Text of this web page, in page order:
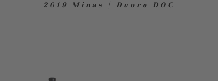
2019 Minas | Duoro DOC